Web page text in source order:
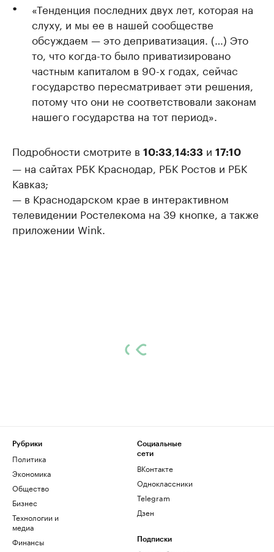
«Тенденция последних двух лет, которая на
слуху, и мы ее в нашей сообществе
обсуждаем — это деприватизация. (…) Это
то, что когда-то было приватизировано
частным капиталом в 90-х годах, сейчас
государство пересматривает эти решения,
потому что они не соответствовали законам
нашего государства на тот период».
Подробности смотрите в 10:33 14:33 и 17:10
— на сайтах РБК Краснодар, РБК Ростов и РБК
Кавказ;
— в Краснодарском крае в интерактивном
телевидении Ростелекома на 39 кнопке, а также
приложении Wink.
Рубрики
Политика
Экономика
Общество
Бизнес
Технологии и
медиа
Финансы
Социальные
сети
ВКонтакте
Одноклассники
Telegram
Дзен
Подписки